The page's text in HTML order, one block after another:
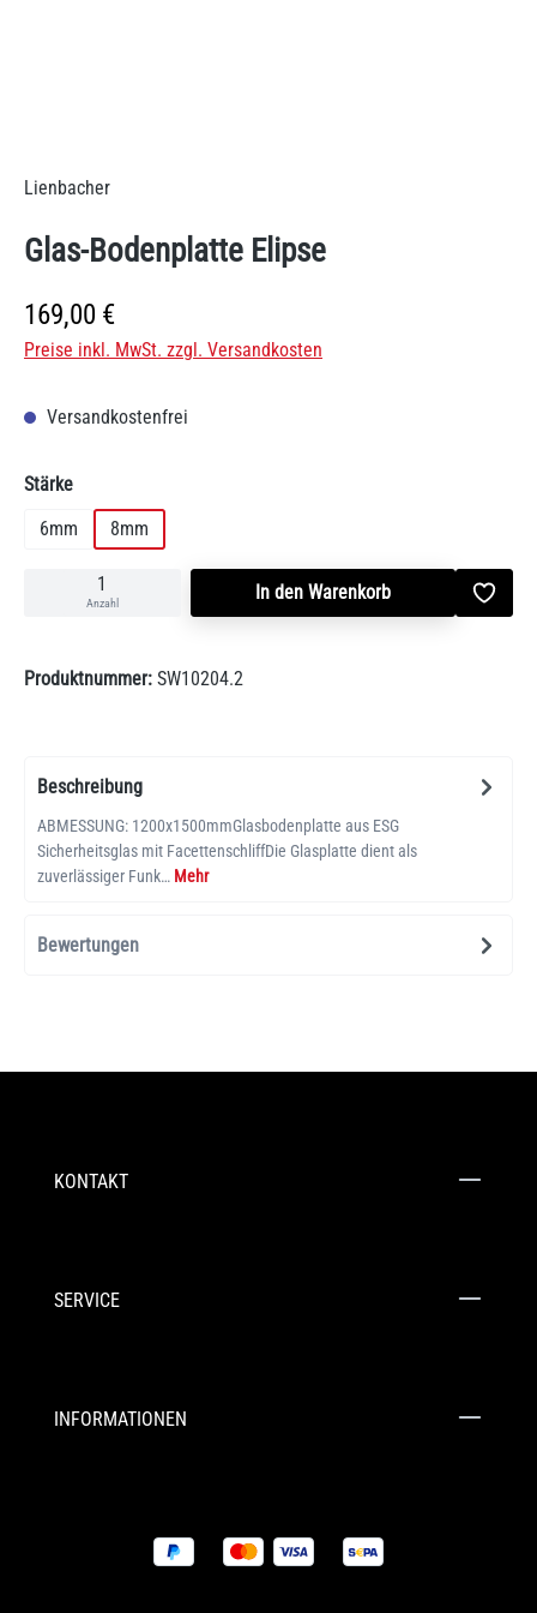
Lienbacher
Glas-Bodenplatte Elipse
Regulärer Preis:
169,00 €
Preise inkl. MwSt. zzgl. Versandkosten
Versandkostenfrei
Stärkeauswählen
6mm
8mm
Anzahl In den Warenkorb
Produktnummer: SW10204.2
Beschreibung
ABMESSUNG: 1200x1500mmGlasbodenplatte aus ESG
Sicherheitsglas mit FacettenschliffDie Glasplatte dient als
zuverlässiger Funk… Mehr
Bewertungen
KONTAKT
SERVICE
INFORMATIONEN